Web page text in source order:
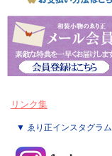
リンク集
▼ ゑり正インスタグラム